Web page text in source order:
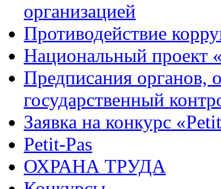
организацией
Противодействие
Национальный проект
Предписания органов,
государственный
Заявка на конкурс
Petit-Pas
ОХРАНА ТРУДА